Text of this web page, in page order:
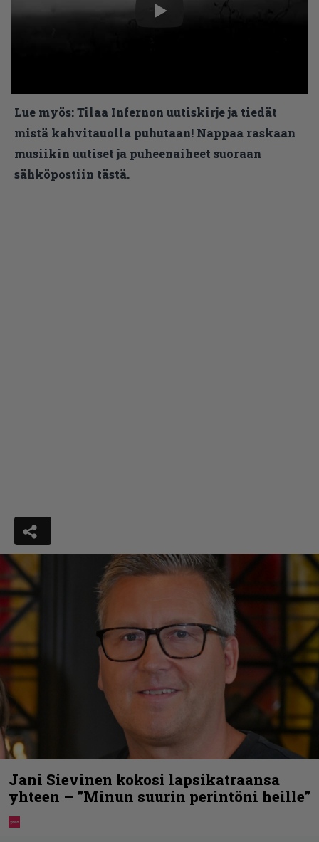
Lue myös:Tilaa Infernon uutiskirje ja tiedät
mistä kahvitauolla puhutaan! Nappaa raskaan
musiikin uutiset ja puheenaiheet suoraan
sähköpostiin tästä.
Jani Sievinen kokosi lapsikatraansa
yhteen – ”Minun suurin perintöni heille”